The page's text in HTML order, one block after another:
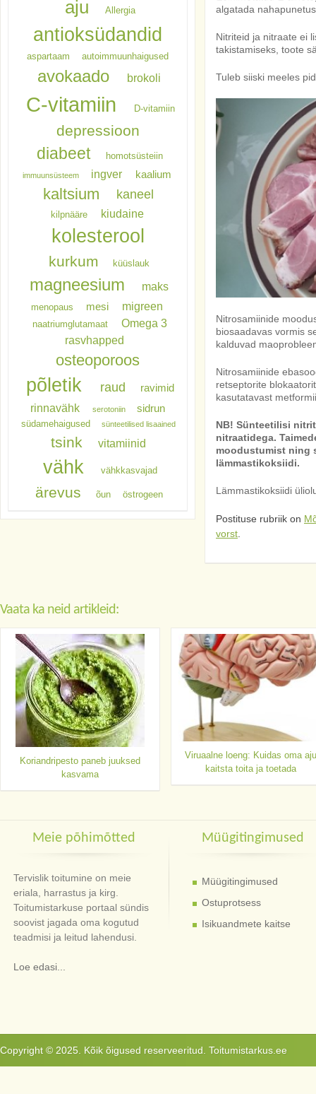
algatada
Nitriteid ja nitraate ei
takistamiseks, toote
Tuleb siiski meeles
Nitrosamiinide
biosaadavas vormis
kalduvad
Nitrosamiinide
retseptorite
kasutatavast
NB! Sünteetilisi
nitraatidega.
moodustumist ning
lämmastikoksiidi.
Lämmastikoksiidi
Postituse rubriik on
vorst
aju Allergia
antioksüdandid
aspartaam autoimmuunhaigused
avokaado brokoli
C-vitamiin D-vitamiin
depressioon
diabeet homotsüsteiin
immuunsüsteem ingver kaalium
kaltsium kaneel
kilpnääre kiudaine
kolesterool
kurkum küüslauk
magneesium maks
menopaus mesi migreen
naatriumglutamaat
Omega 3
rasvhapped
osteoporoos
põletik raud ravimid
rinnavähk serotoniin sidrun
südamehaigused sünteetilised lisaained
tsink vitamiinid
vähk vähkkasvajad
ärevus õun östrogeen
Vaata ka neid artikleid:
Koriandripesto paneb juuksed
kasvama
Viruaalne loeng: Kuidas oma aju
kaitsta toita ja toetada
Meie põhimõtted
Tervislik toitumine on meie
eriala, harrastus ja kirg.
Toitumistarkuse portaal sündis
soovist jagada oma kogutud
teadmisi ja leitud lahendusi.
Loe edasi...
Müügitingimused
Müügitingimused
Ostuprotsess
Isikuandmete kaitse
Copyright © 2025. Kõik õigused reserveeritud. Toitumistarkus.ee